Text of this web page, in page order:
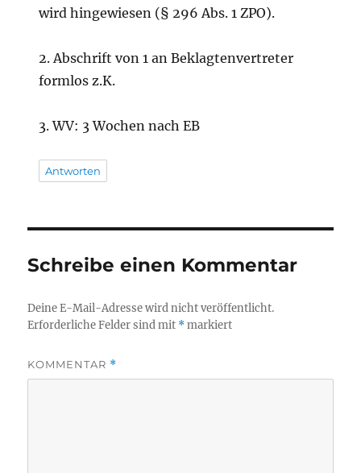
wird hingewiesen (§ 296 Abs. 1 ZPO).
2. Abschrift von 1 an Beklagtenvertreter
formlos z.K.
3. WV: 3 Wochen nach EB
Antworten
Schreibe einen Kommentar
Deine E-Mail-Adresse wird nicht veröffentlicht.
Erforderliche Felder sind mit *markiert
KOMMENTAR *